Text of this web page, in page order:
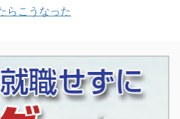
らこうなった